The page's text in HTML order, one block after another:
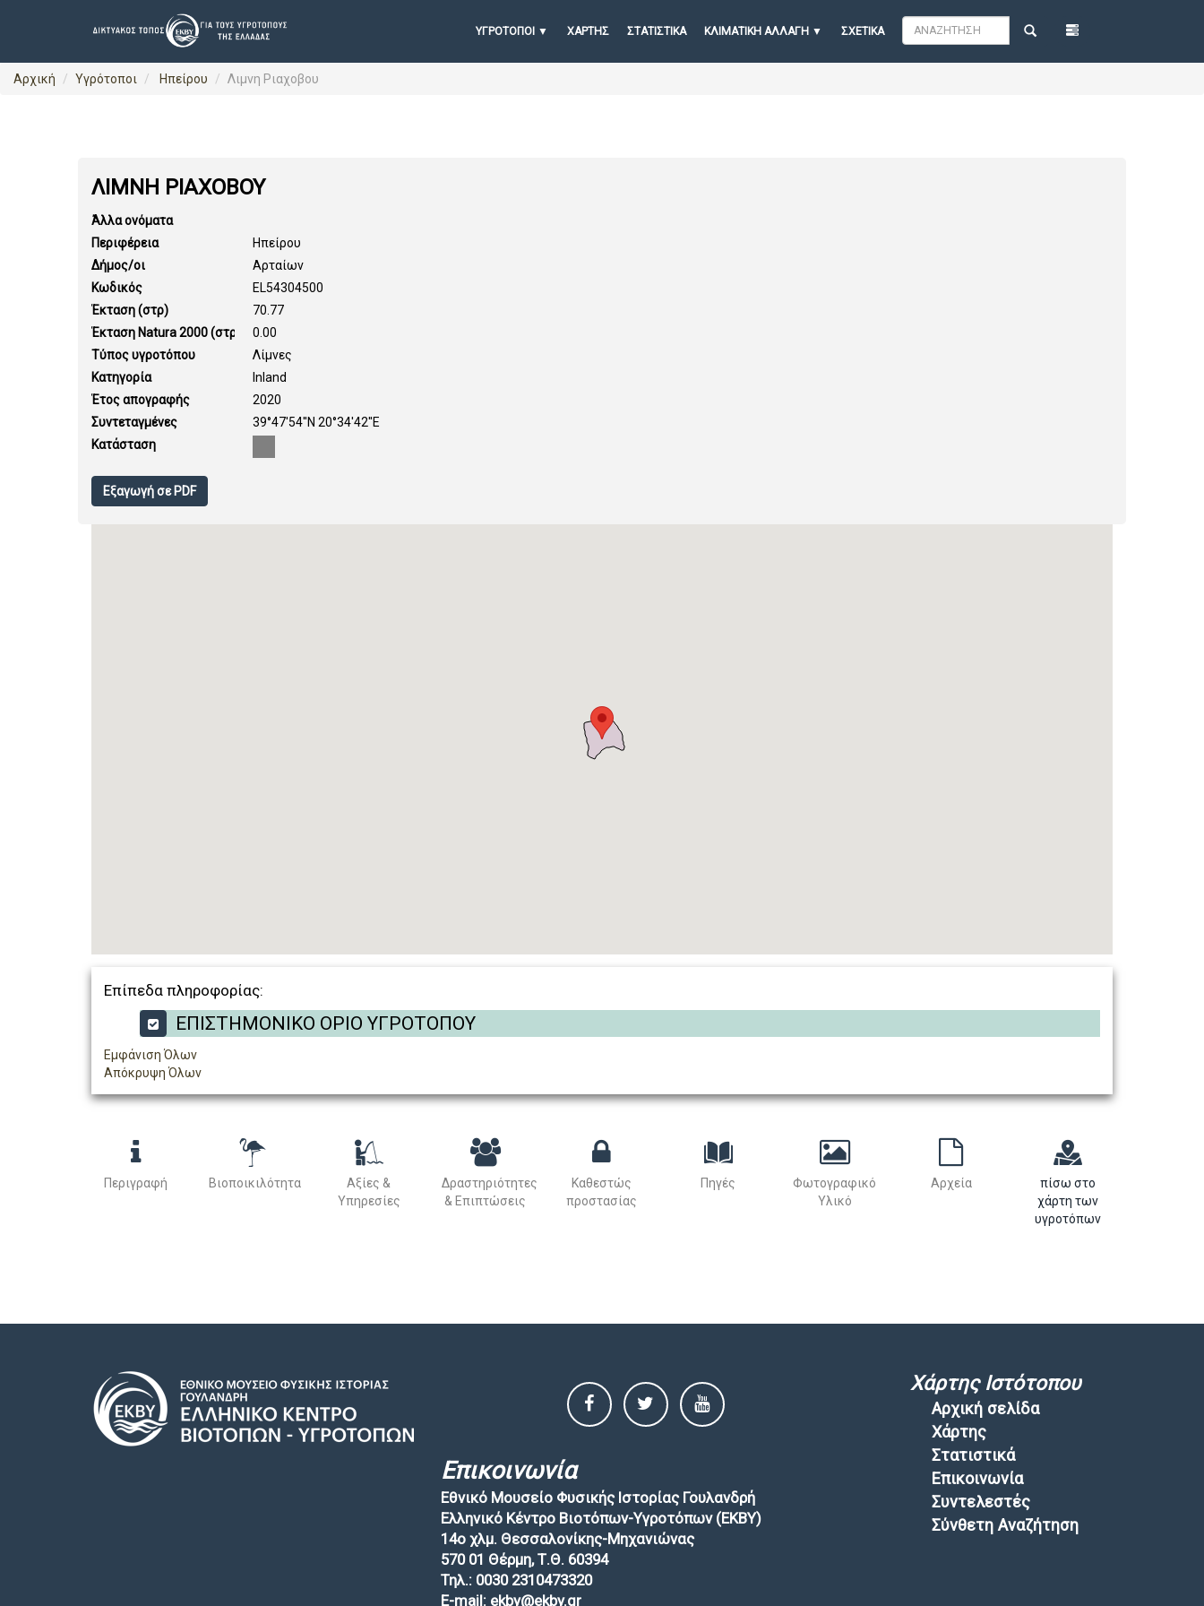
ΥΓΡΟΤΟΠΟΙ ΧΆΡΤΗΣ ΣΤΑΤΙΣΤΙΚΆ ΚΛΙΜΑΤΙΚΗ ΑΛΛΑΓΗ ΣΧΕΤΙΚΆ
Αρχική Υγρότοποι Ηπείρου Λιμνη Ριαχοβου
ΛΙΜΝΗ ΡΙΑΧΟΒΟΥ
Άλλα ονόματα
Περιφέρεια
Ηπείρου
Δήμος/οι
Αρταίων
Κωδικός
EL54304500
Έκταση (στρ)
70.77
Έκταση Natura 2000 (στρ)
0.00
Τύπος υγροτόπου
Λίμνες
Κατηγορία
Inland
Έτος απογραφής
2020
Συντεταγμένες
39°47'54''N 20°34'42''E
Κατάσταση
Εξαγωγή σε PDF
Επίπεδα πληροφορίας:
ΕΠΙΣΤΗΜΟΝΙΚΟ ΟΡΙΟ ΥΓΡΟΤΟΠΟΥ
Εμφάνιση Όλων
Απόκρυψη Όλων
Περιγραφή Βιοποικιλότητα
Αξίες &
Υπηρεσίες
Δραστηριότητες
& Επιπτώσεις
Καθεστώς
προστασίας
Πηγές
Φωτογραφικό
Υλικό
Αρχεία
πίσω στο
χάρτη των
υγροτόπων
Επικοινωνία
Εθνικό Μουσείο Φυσικής Ιστορίας Γουλανδρή
Ελληνικό Κέντρο Βιοτόπων-Υγροτόπων (EKBY)
14ο χλμ. Θεσσαλονίκης-Μηχανιώνας
570 01 Θέρμη, Τ.Θ. 60394
Τηλ.: 0030 2310473320
E-mail: ekby@ekby.gr
Χάρτης Ιστότοπου
Αρχική σελίδα
Χάρτης
Στατιστικά
Επικοινωνία
Συντελεστές
Σύνθετη Αναζήτηση